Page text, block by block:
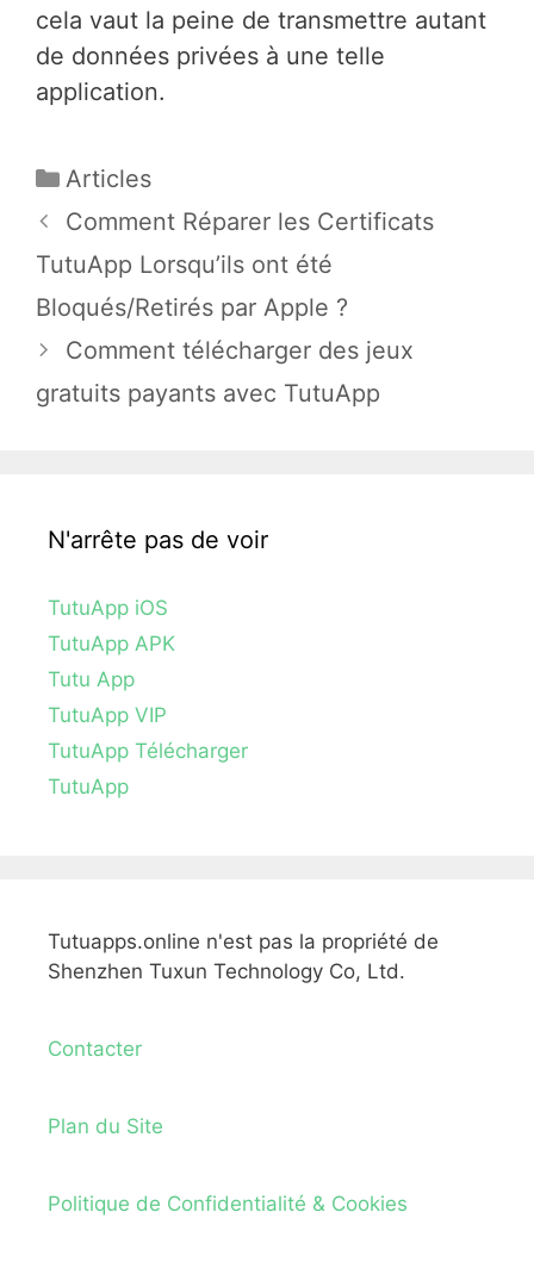
cela vaut la peine de transmettre autant
de données privées à une telle
application.
Catégories
Articles
Comment Réparer les Certificats
TutuApp Lorsqu’ils ont été
Bloqués/Retirés par Apple ?
Comment télécharger des jeux
gratuits payants avec TutuApp
N'arrête pas de voir
TutuApp iOS
TutuApp APK
Tutu App
TutuApp VIP
TutuApp Télécharger
TutuApp
Tutuapps.online n'est pas la propriété de
Shenzhen Tuxun Technology Co, Ltd.
Contacter
Plan du Site
Politique de Confidentialité & Cookies